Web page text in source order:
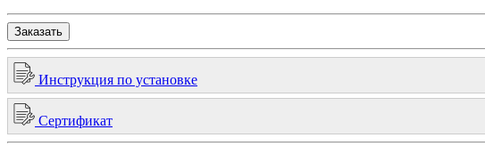
Заказать
Инструкция по установке
Сертификат